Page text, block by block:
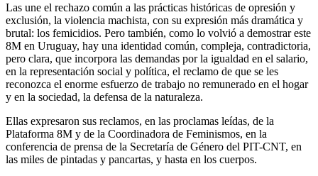
Las une el rechazo común a las prácticas históricas de opresión y
exclusión, la violencia machista, con su expresión más dramática y
brutal: los femicidios. Pero también, como lo volvió a demostrar este
8M en Uruguay, hay una identidad común, compleja, contradictoria,
pero clara, que incorpora las demandas por la igualdad en el salario,
en la representación social y política, el reclamo de que se les
reconozca el enorme esfuerzo de trabajo no remunerado en el hogar
y en la sociedad, la defensa de la naturaleza.
Ellas expresaron sus reclamos, en las proclamas leídas, de la
Plataforma 8M y de la Coordinadora de Feminismos, en la
conferencia de prensa de la Secretaría de Género del PIT-CNT, en
las miles de pintadas y pancartas, y hasta en los cuerpos.